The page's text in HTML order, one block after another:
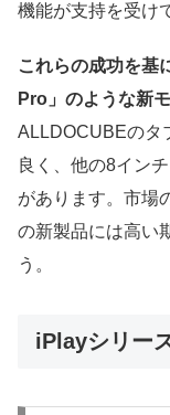
機能が支持を受け
これらの成功を
Pro」のような新
ALLDOCUBEのタ
良く、他の8イン
があります。市場
の新製品には高い
う。
iPlayシリー